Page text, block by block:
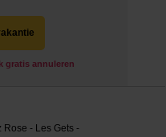
gratis annuleren